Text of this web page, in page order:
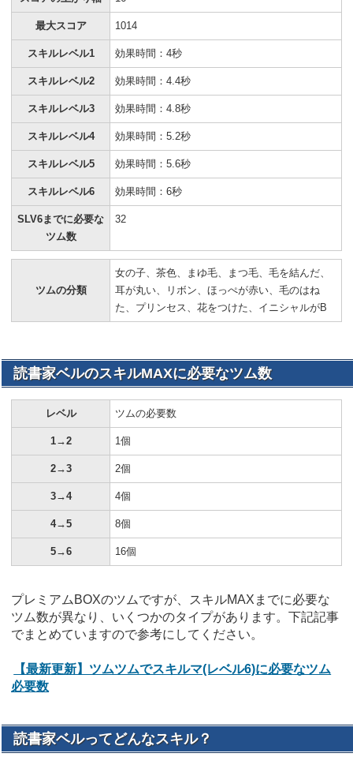
最大スコア 1014
スキルレベル1 効果時間：4秒
スキルレベル2 効果時間：4.4秒
スキルレベル3 効果時間：4.8秒
スキルレベル4 効果時間：5.2秒
スキルレベル5 効果時間：5.6秒
スキルレベル6 効果時間：6秒
SLV6までに必要な
ツム数
32
ツムの分類
女の子、茶色、まゆ毛、まつ毛、毛を結んだ、
耳が丸い、リボン、ほっぺが赤い、毛のはね
た、プリンセス、花をつけた、イニシャルがB
読書家ベルのスキルMAXに必要なツム数
レベル ツムの必要数
1→2 1個
2→3 2個
3→4 4個
4→5 8個
5→6 16個
プレミアムBOXのツムですが、スキルMAXまでに必要な
ツム数が異なり、いくつかのタイプがあります。下記記事
でまとめていますので参考にしてください。
【最新更新】ツムツムでスキルマ(レベル6)に必要なツム
必要数
読書家ベルってどんなスキル？